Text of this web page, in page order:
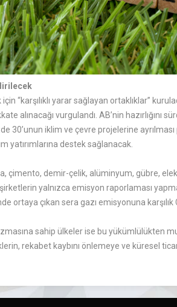
“karşılıklı yarar sağlayan ortaklıklar”
alınacağı vurgulandı. AB’nin hazırlığını
30’unun iklim ve çevre projelerine ayrılması
yatırımlarına destek sağlanacak.
çimento, demir-çelik, alüminyum, gübre,
yalnızca emisyon raporlaması
ortaya çıkan sera gazı emisyonuna karşılık
sahip ülkeler ise bu yükümlülükten
rekabet kaybını önlemeye ve küresel